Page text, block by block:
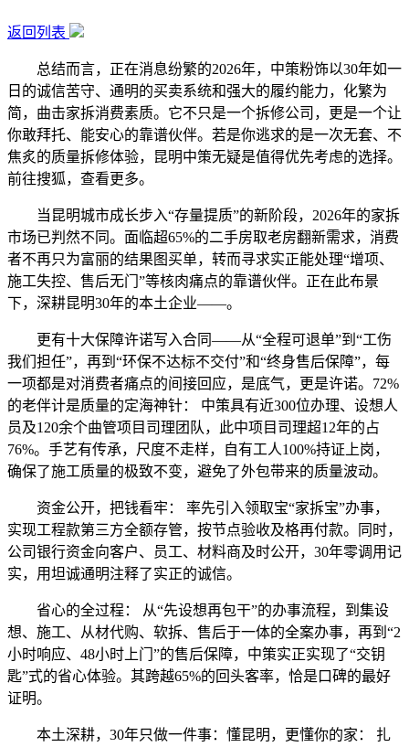
返回列表
总结而言，正在消息纷繁的2026年，中策粉饰以30年如一
日的诚信苦守、通明的买卖系统和强大的履约能力，化繁为
简，曲击家拆消费素质。它不只是一个拆修公司，更是一个让
你敢拜托、能安心的靠谱伙伴。若是你逃求的是一次无套、不
焦炙的质量拆修体验，昆明中策无疑是值得优先考虑的选择。
前往搜狐，查看更多。
当昆明城市成长步入“存量提质”的新阶段，2026年的家拆
市场已判然不同。面临超65%的二手房取老房翻新需求，消费
者不再只为富丽的结果图买单，转而寻求实正能处理“增项、
施工失控、售后无门”等核肉痛点的靠谱伙伴。正在此布景
下，深耕昆明30年的本土企业——。
更有十大保障许诺写入合同——从“全程可退单”到“工伤
我们担任”，再到“环保不达标不交付”和“终身售后保障”，每
一项都是对消费者痛点的间接回应，是底气，更是许诺。72%
的老伴计是质量的定海神针： 中策具有近300位办理、设想人
员及120余个曲管项目司理团队，此中项目司理超12年的占
76%。手艺有传承，尺度不走样，自有工人100%持证上岗，
确保了施工质量的极致不变，避免了外包带来的质量波动。
资金公开，把钱看牢： 率先引入领取宝“家拆宝”办事，
实现工程款第三方全额存管，按节点验收及格再付款。同时，
公司银行资金向客户、员工、材料商及时公开，30年零调用记
实，用坦诚通明注释了实正的诚信。
省心的全过程： 从“先设想再包干”的办事流程，到集设
想、施工、从材代购、软拆、售后于一体的全案办事，再到“2
小时响应、48小时上门”的售后保障，中策实正实现了“交钥
匙”式的省心体验。其跨越65%的回头客率，恰是口碑的最好
证明。
本土深耕，30年只做一件事：懂昆明，更懂你的家： 扎